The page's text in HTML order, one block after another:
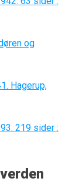
og
Hagerup,
219 sider :